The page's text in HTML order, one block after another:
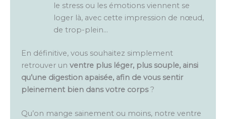
le stress ou les émotions viennent se
loger là, avec cette impression de nœud,
de trop-plein…
En définitive, vous souhaitez simplement
retrouver un ventre plus léger, plus souple, ainsi
qu’une digestion apaisée, afin de vous sentir
pleinement bien dans votre corps?
Qu’on mange sainement ou moins, notre ventre